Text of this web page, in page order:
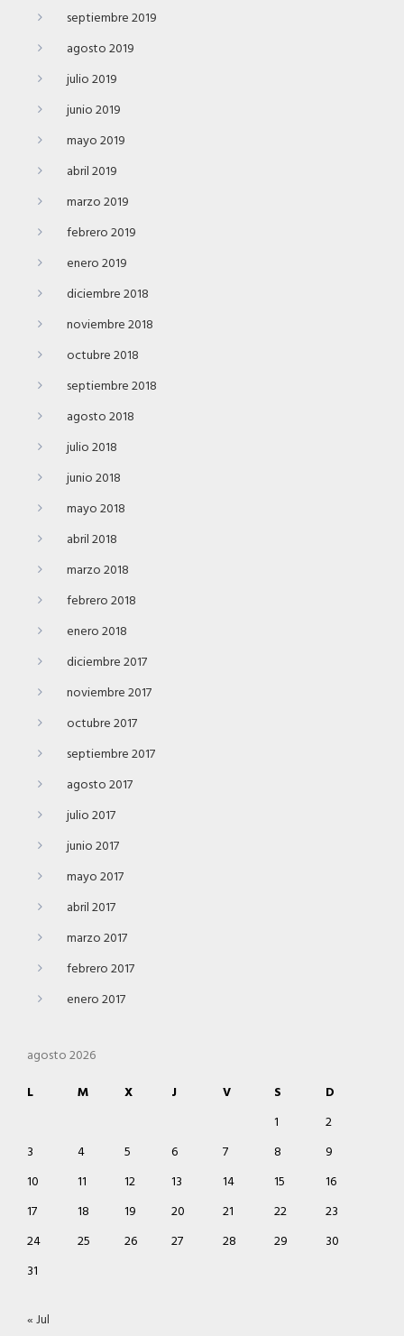
septiembre 2019
agosto 2019
julio 2019
junio 2019
mayo 2019
abril 2019
marzo 2019
febrero 2019
enero 2019
diciembre 2018
noviembre 2018
octubre 2018
septiembre 2018
agosto 2018
julio 2018
junio 2018
mayo 2018
abril 2018
marzo 2018
febrero 2018
enero 2018
diciembre 2017
noviembre 2017
octubre 2017
septiembre 2017
agosto 2017
julio 2017
junio 2017
mayo 2017
abril 2017
marzo 2017
febrero 2017
enero 2017
agosto 2026
L
M X J V S
D
1
2
3
4 5 6 7 8
9
10
11 12 13 14 15
16
17
18 19 20 21 22
23
24
25 26 27 28 29
30
31
« Jul